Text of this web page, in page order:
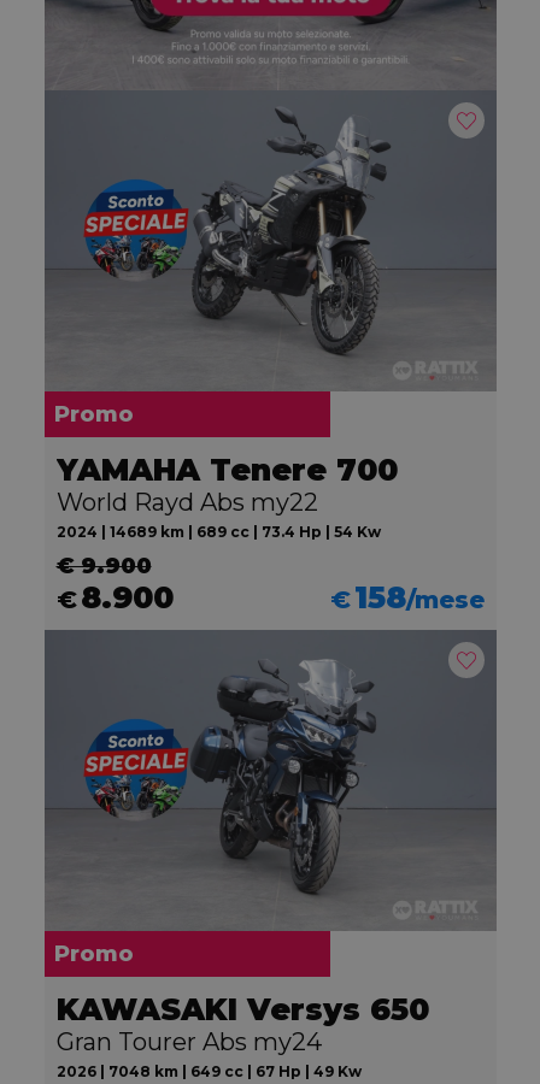
Promo
YAMAHA Tenere 700
World Rayd Abs my22
2024 | 14689 km | 689 cc | 73.4 Hp | 54 Kw
€ 9.900
€8.900 €158/mese
Promo
KAWASAKI Versys 650
Gran Tourer Abs my24
2026 | 7048 km | 649 cc | 67 Hp | 49 Kw